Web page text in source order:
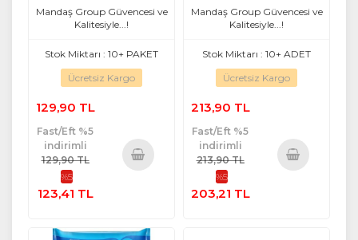
Tekli Pk
Mandaş Group Güvencesi ve
Kalitesiyle...!
Stok Miktarı : 10+ PAKET
Ücretsiz Kargo
129,90 TL
Fast/Eft %5
indirimli
129,90 TL
%5
123,41 TL
(2 Li Set) Plastik Kapaklı
Mandaş Group Güvencesi ve
Kalitesiyle...!
Stok Miktarı : 10+ ADET
Ücretsiz Kargo
213,90 TL
Fast/Eft %5
indirimli
213,90 TL
%5
203,21 TL